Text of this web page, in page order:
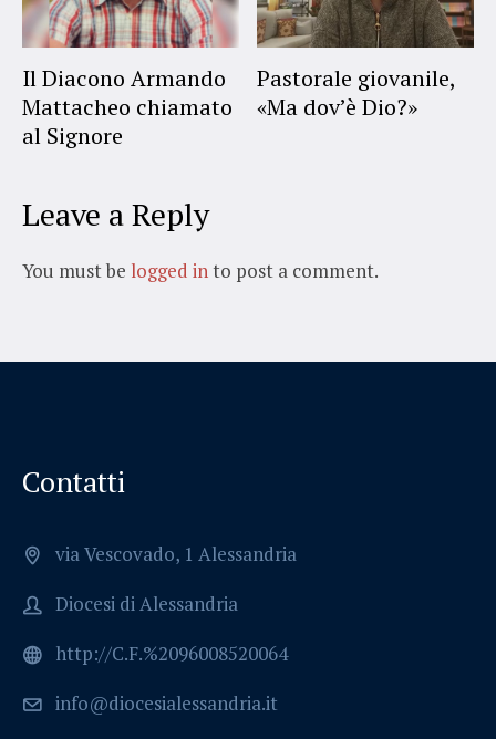
Il Diacono Armando
Mattacheo chiamato
al Signore
Pastorale giovanile,
«Ma dov’è Dio?»
Leave a Reply
You must be logged into post a comment.
Contatti
via Vescovado, 1 Alessandria
Diocesi di Alessandria
http://C.F.%2096008520064
info@diocesialessandria.it